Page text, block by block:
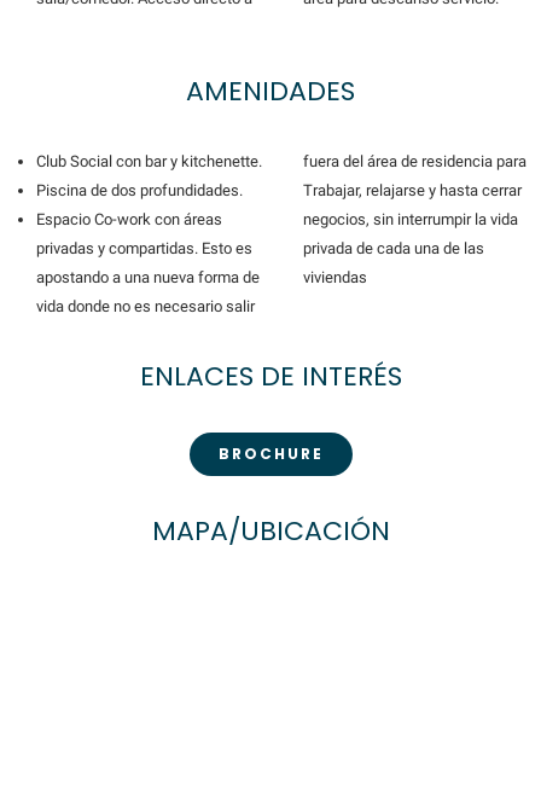
AMENIDADES
Club Social con bar y kitchenette.
Piscina de dos profundidades.
Espacio Co-work con áreas
privadas y compartidas. Esto es
apostando a una nueva forma de
vida donde no es necesario salir
fuera del área de residencia para
Trabajar, relajarse y hasta cerrar
negocios, sin interrumpir la vida
privada de cada una de las
viviendas
ENLACES DE INTERÉS
BROCHURE
MAPA/UBICACIÓN